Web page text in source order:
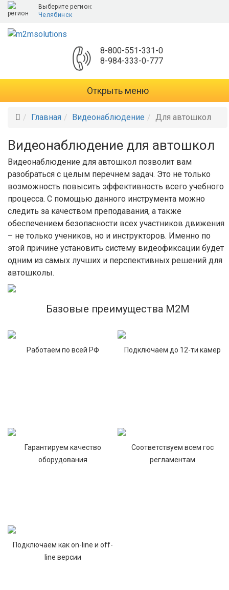
Выберите регион:
Челябинск
8-800-551-331-0
8-984-333-0-777
Открыть меню
Главная Видеонаблюдение Для автошкол
Видеонаблюдение для автошкол
Видеонаблюдение для автошкол позволит вам
разобраться с целым перечнем задач. Это не только
возможность повысить эффективность всего учебного
процесса. С помощью данного инструмента можно
следить за качеством преподавания, а также
обеспечением безопасности всех участников движения
– не только учеников, но и инструкторов. Именно по
этой причине установить систему видеофиксации будет
одним из самых лучших и перспективных решений для
автошколы.
Базовые преимущества М2М
Работаем по всей РФ Подключаем до 12-ти камер
Гарантируем качество
оборудования
Соответствуем всем гос
регламентам
Подключаем как on-line и off-
line версии